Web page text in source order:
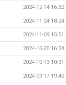
2024-12-14 16:32
2024-11-24 18:24
2024-11-09 15:51
2024-10-20 16:34
2024-10-13 10:31
2024-09-17 19:40